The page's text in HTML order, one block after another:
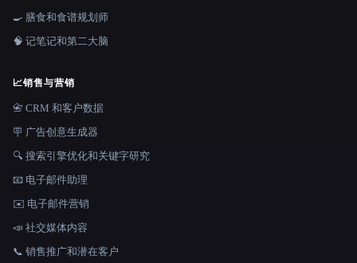
🍳 膳食和食谱规划师
🧠 记笔记和第二大脑
📈销售与营销
📇 CRM 和客户数据
🪧 广告创意生成器
🔍 搜索引擎优化和关键字研究
📧 电子邮件助理
✉️ 电子邮件营销
📣 社交媒体内容
📞 销售推广和潜在客户